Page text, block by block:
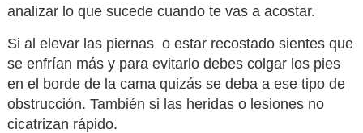
analizar lo que sucede cuando te vas a acostar.
Si al elevar las piernas o estar recostado sientes que
se enfrían más y para evitarlo debes colgar los pies
en el borde de la cama quizás se deba a ese tipo de
obstrucción. También si las heridas o lesiones no
cicatrizan rápido.